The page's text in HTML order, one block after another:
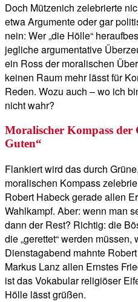
Doch Mützenich zelebrierte
etwa Argumente oder gar
nein: Wer „die Hölle“
jegliche argumentative
ein Ross der moralischen
keinen Raum mehr lässt für
Reden. Wozu auch – wo ich
nicht wahr?
Moralischer Kompass
Guten“
Flankiert wird das durch
moralischen Kompass
Robert Habeck gerade allen
Wahlkampf. Aber: wenn man
dann der Rest? Richtig: die
die „gerettet“ werden müssen,
Dienstagabend mahnte
Markus Lanz allen Ernstes
ist das Vokabular religiöser
Hölle lässt grüßen.